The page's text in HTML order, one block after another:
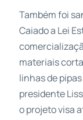
Também foi
Caiado a Lei
materiais
linhas de
presidente
o projeto visa